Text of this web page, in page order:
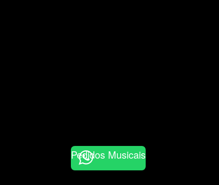
Pedidos Musicais